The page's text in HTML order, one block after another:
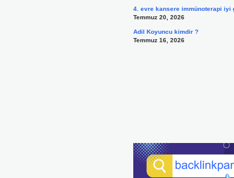
4. evre kansere immünoterapi iyi
Temmuz 20, 2026
Adil Koyuncu kimdir ?
Temmuz 16, 2026